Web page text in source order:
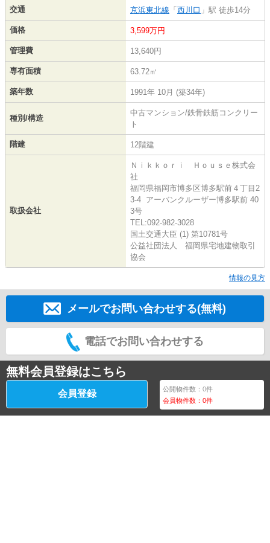
交通 京浜東北線 「 西川口 」駅 徒歩14分
価格 3,599万円
管理費 13,640円
専有面積 63.72㎡
築年数 1991年 10月 (築34年)
種別/構造
中古マンション/鉄骨鉄筋コンクリー
ト
階建 12階建
取扱会社
Ｎｉｋｋｏｒｉ Ｈｏｕｓｅ株式会
社
福岡県福岡市博多区博多駅前４丁目2
3-4 アーバンクルーザー博多駅前 40
3号
TEL:092-982-3028
国土交通大臣 (1) 第10781号
公益社団法人 福岡県宅地建物取引
協会
情報の見方
メールでお問い合わせする(無料)
電話でお問い合わせする
無料会員登録はこちら
会員登録 公開物件数：0件
会員物件数：0件